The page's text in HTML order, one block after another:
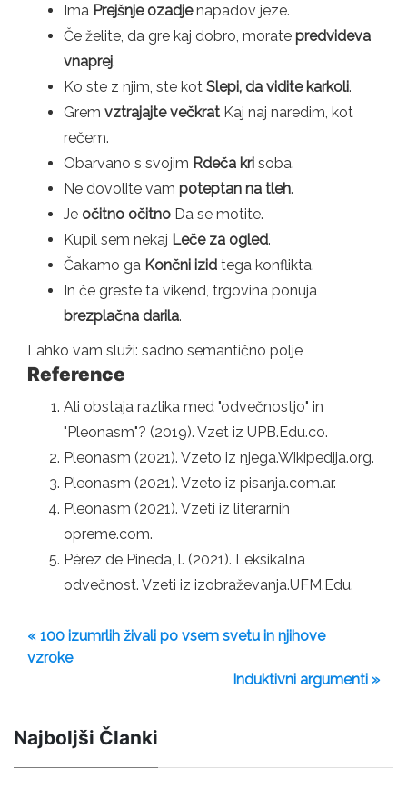
Ima Prejšnje ozadjenapadov jeze.
Če želite, da gre kaj dobro, morate predvideva
vnaprej.
Ko ste z njim, ste kot Slepi, da vidite karkoli.
Grem vztrajajte večkrat Kaj naj naredim, kot
rečem.
Obarvano s svojim Rdeča kri soba.
Ne dovolite vam poteptan na tleh.
Je očitno očitno Da se motite.
Kupil sem nekaj Leče za ogled.
Čakamo ga Končni izid tega konflikta.
In če greste ta vikend, trgovina ponuja
brezplačna darila.
Lahko vam služi: sadno semantično polje
Reference
Ali obstaja razlika med "odvečnostjo" in
"Pleonasm"? (2019). Vzet iz UPB.Edu.co.
Pleonasm (2021). Vzeto iz njega.Wikipedija.org.
Pleonasm (2021). Vzeto iz pisanja.com.ar.
Pleonasm (2021). Vzeti iz literarnih
opreme.com.
Pérez de Pineda, l. (2021). Leksikalna
odvečnost. Vzeti iz izobraževanja.UFM.Edu.
« 100 izumrlih živali po vsem svetu in njihove
vzroke
Induktivni argumenti »
Najboljši Članki